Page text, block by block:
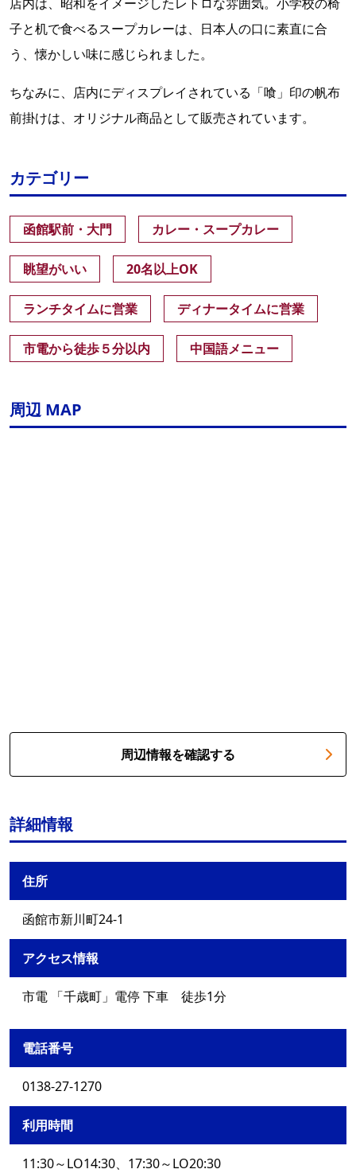
子と机で食べるスープカレーは、日本人の口に素直に合
う、懐かしい味に感じられました。
ちなみに、店内にディスプレイされている「喰」印の帆布
前掛けは、オリジナル商品として販売されています。
カテゴリー
函館駅前・大門 カレー・スープカレー
眺望がいい 20名以上OK
ランチタイムに営業 ディナータイムに営業
市電から徒歩５分以内 中国語メニュー
周辺 MAP
周辺情報を確認する
詳細情報
住所
函館市新川町24-1
アクセス情報
市電 「千歳町」電停 下車 徒歩1分
電話番号
0138-27-1270
利用時間
11:30～LO14:30、17:30～LO20:30